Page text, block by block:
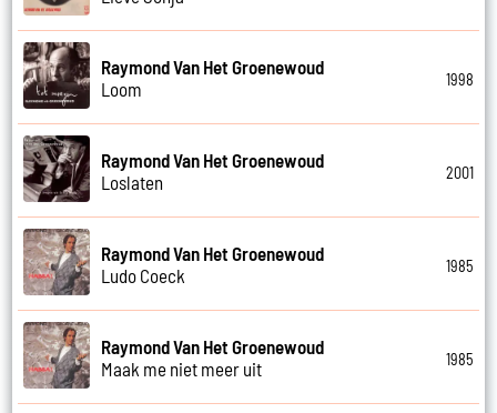
Raymond Van Het Groenewoud
Loom
1998
Raymond Van Het Groenewoud
Loslaten
2001
Raymond Van Het Groenewoud
Ludo Coeck
1985
Raymond Van Het Groenewoud
Maak me niet meer uit
1985